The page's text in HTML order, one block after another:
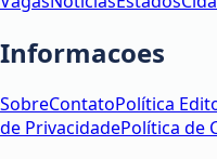
Informacoes
SobreContatoPolítica
de PrivacidadePolítica de